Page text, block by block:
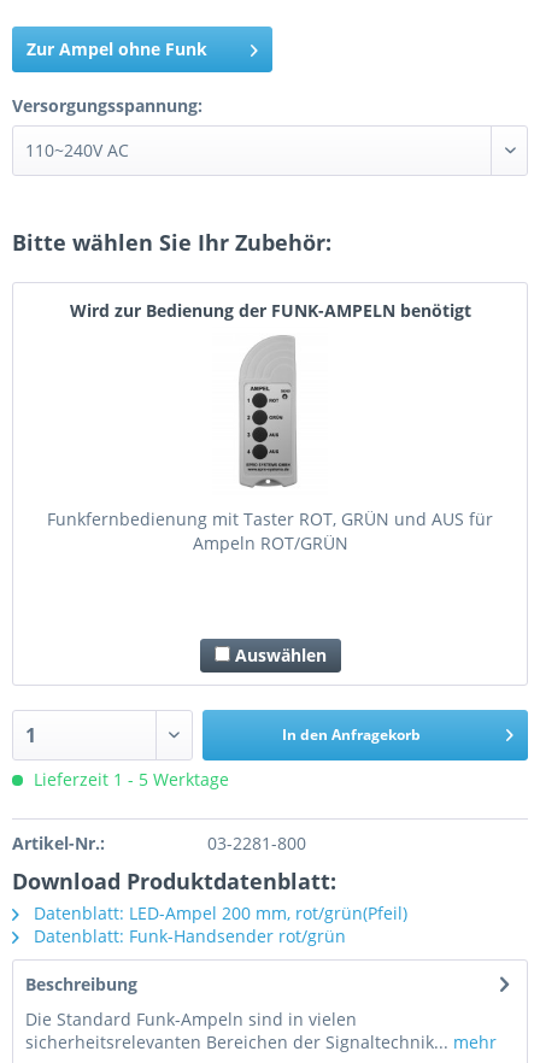
Zur Ampel ohne Funk
Versorgungsspannung:
Bitte wählen Sie Ihr Zubehör:
Wird zur Bedienung der FUNK-AMPELN benötigt
Funkfernbedienung mit Taster ROT, GRÜN und AUS für
Ampeln ROT/GRÜN
Auswählen
In den Anfragekorb
Lieferzeit 1 - 5 Werktage
Artikel-Nr.: 03-2281-800
Download Produktdatenblatt:
Datenblatt: LED-Ampel 200 mm, rot/grün(Pfeil)
Datenblatt: Funk-Handsender rot/grün
Beschreibung
Die Standard Funk-Ampeln sind in vielen
sicherheitsrelevanten Bereichen der Signaltechnik... mehr